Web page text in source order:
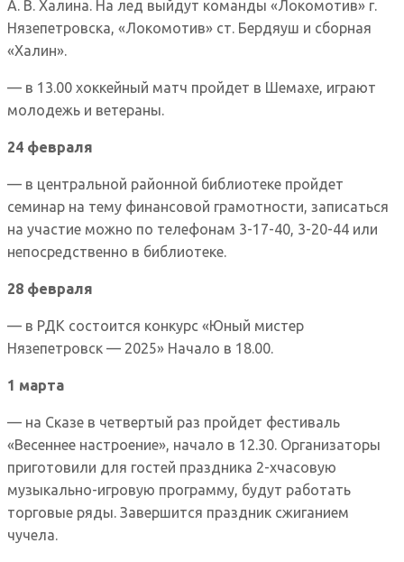
А. В. Халина. На лед выйдут команды «Локомотив» г.
Нязепетровска, «Локомотив» ст. Бердяуш и сборная
«Халин».
— в 13.00 хоккейный матч пройдет в Шемахе, играют
молодежь и ветераны.
24 февраля
— в центральной районной библиотеке пройдет
семинар на тему финансовой грамотности, записаться
на участие можно по телефонам 3-17-40, 3-20-44 или
непосредственно в библиотеке.
28 февраля
— в РДК состоится конкурс «Юный мистер
Нязепетровск — 2025» Начало в 18.00.
1 марта
— на Сказе в четвертый раз пройдет фестиваль
«Весеннее настроение», начало в 12.30. Организаторы
приготовили для гостей праздника 2-хчасовую
музыкально-игровую программу, будут работать
торговые ряды. Завершится праздник сжиганием
чучела.